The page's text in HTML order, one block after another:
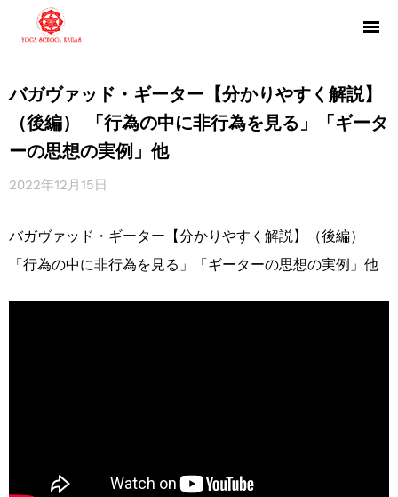
バガヴァッド・ギーター【分かりやすく解説】
（後編） 「行為の中に非行為を見る」「ギータ
ーの思想の実例」他
2022年12月15日
バガヴァッド・ギーター【分かりやすく解説】（後編）
「行為の中に非行為を見る」「ギーターの思想の実例」他